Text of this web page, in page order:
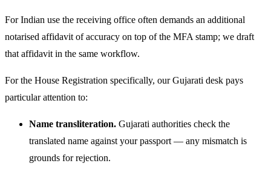
For Indian use the receiving office often demands an additional
notarised affidavit of accuracy on top of the MFA stamp; we draft
that affidavit in the same workflow.
For the House Registration specifically, our Gujarati desk pays
particular attention to:
Name transliteration. Gujarati authorities check the
translated name against your passport — any mismatch is
grounds for rejection.